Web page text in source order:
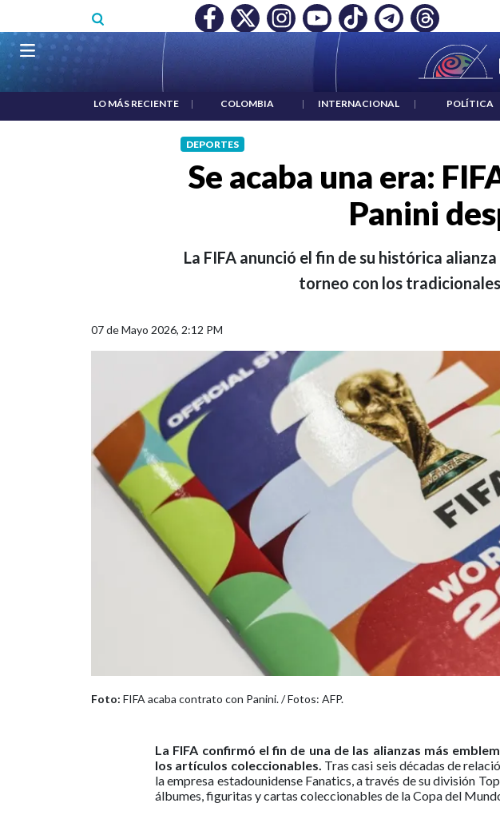
MÍNIMO NO DESTRUYÓ EMPLEO: JP MORGAN | "HABLAR NO ES UN CRIMEN": CARTA
Navegación principal
LO MÁS RECIENTE | COLOMBIA | INTERNACIONAL | POLÍTICA
DEPORTES
Se acaba una era:
Panini
La FIFA anunció el fin de su histórica
torneo con los
07 de Mayo 2026, 2:12 PM
Foto: FIFA acaba contrato con Panini. / Fotos: AFP.
La FIFA confirmó el fin de una de las alianzas más
los artículos coleccionables. Tras casi seis décadas de
la empresa estadounidense Fanatics, a través de su división
álbumes, figuritas y cartas coleccionables de la Copa del